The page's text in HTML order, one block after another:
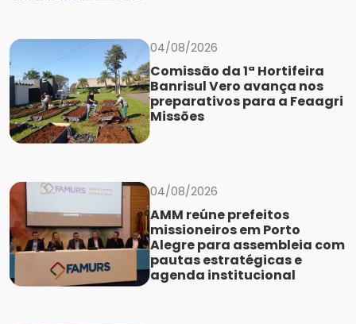
04/08/2026
Comissão da 1ª Hortifeira
Banrisul Vero avança nos
preparativos para a Feaagri
Missões
04/08/2026
AMM reúne prefeitos
missioneiros em Porto
Alegre para assembleia com
pautas estratégicas e
agenda institucional